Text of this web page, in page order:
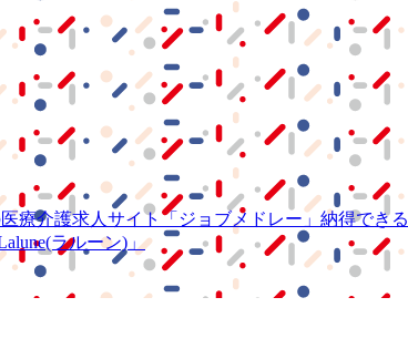
医療介護求人サイト 「ジョブメドレー」 納得できる
ラルーン)」